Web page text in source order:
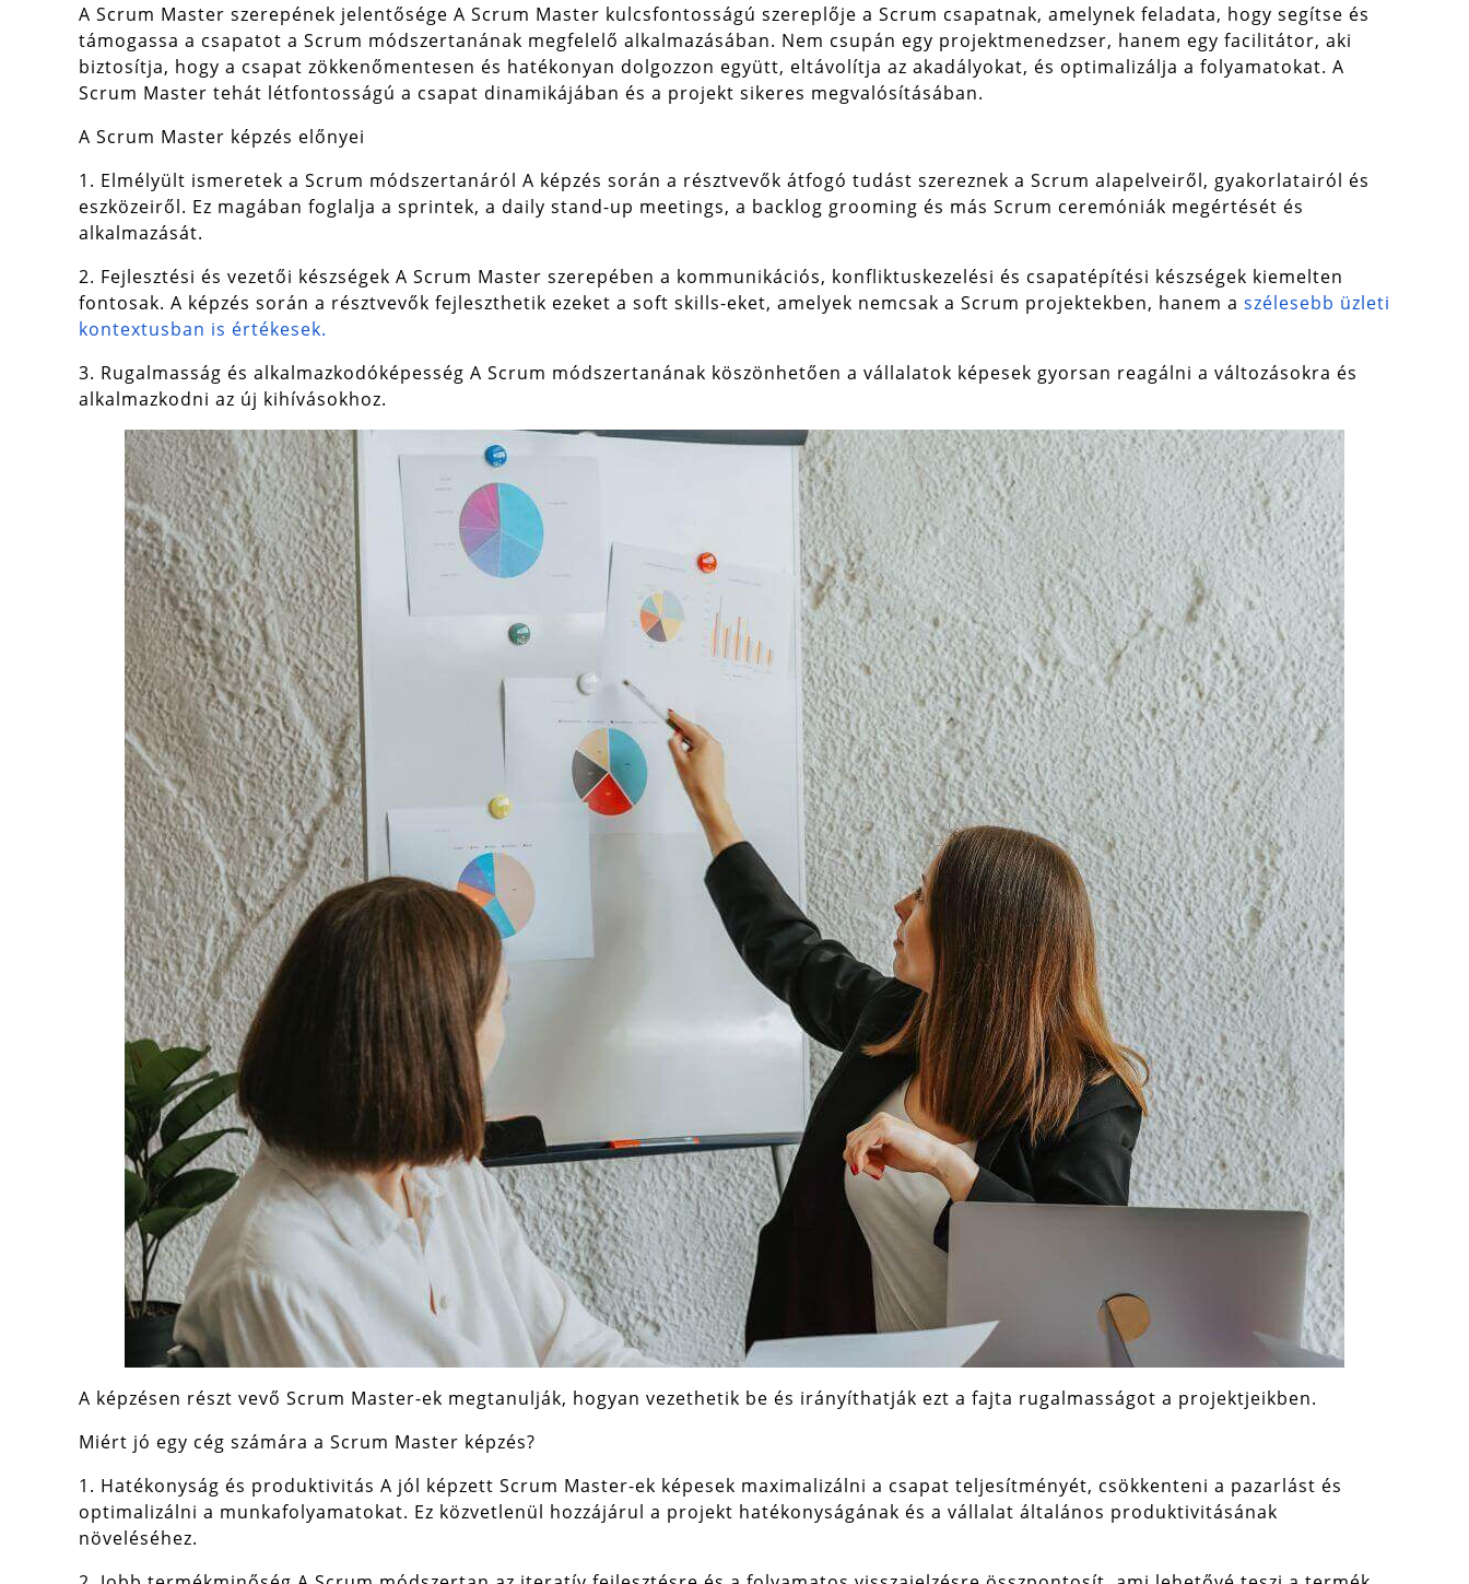
A Scrum Master szerepének jelentősége A Scrum Master kulcsfontosságú szereplője a Scrum csapatnak, amelynek feladata, hogy segítse és
támogassa a csapatot a Scrum módszertanának megfelelő alkalmazásában. Nem csupán egy projektmenedzser, hanem egy facilitátor, aki
biztosítja, hogy a csapat zökkenőmentesen és hatékonyan dolgozzon együtt, eltávolítja az akadályokat, és optimalizálja a folyamatokat. A
Scrum Master tehát létfontosságú a csapat dinamikájában és a projekt sikeres megvalósításában.
A Scrum Master képzés előnyei
1. Elmélyült ismeretek a Scrum módszertanáról A képzés során a résztvevők átfogó tudást szereznek a Scrum alapelveiről, gyakorlatairól és
eszközeiről. Ez magában foglalja a sprintek, a daily stand-up meetings, a backlog grooming és más Scrum ceremóniák megértését és
alkalmazását.
2. Fejlesztési és vezetői készségek A Scrum Master szerepében a kommunikációs, konfliktuskezelési és csapatépítési készségek kiemelten
fontosak. A képzés során a résztvevők fejleszthetik ezeket a soft skills-eket, amelyek nemcsak a Scrum projektekben, hanem a szélesebb üzleti
kontextusban is értékesek.
3. Rugalmasság és alkalmazkodóképesség A Scrum módszertanának köszönhetően a vállalatok képesek gyorsan reagálni a változásokra és
alkalmazkodni az új kihívásokhoz.
A képzésen részt vevő Scrum Master-ek megtanulják, hogyan vezethetik be és irányíthatják ezt a fajta rugalmasságot a projektjeikben.
Miért jó egy cég számára a Scrum Master képzés?
1. Hatékonyság és produktivitás A jól képzett Scrum Master-ek képesek maximalizálni a csapat teljesítményét, csökkenteni a pazarlást és
optimalizálni a munkafolyamatokat. Ez közvetlenül hozzájárul a projekt hatékonyságának és a vállalat általános produktivitásának
növeléséhez.